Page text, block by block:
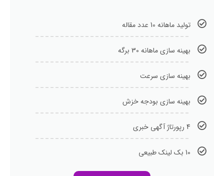
تولید ماهانه 10 عدد مقاله
بهینه سازی ماهانه 30 برگه
بهینه سازی سرعت
بهینه سازی بودجه خزش
4 رپورتاژ آگهی خبری
10 بک لینک طبیعی